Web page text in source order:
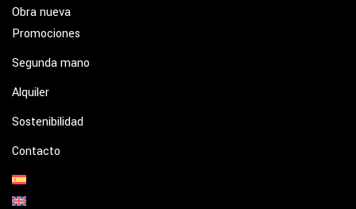
Obra nueva
Promociones
Segunda mano
Alquiler
Sostenibilidad
Contacto